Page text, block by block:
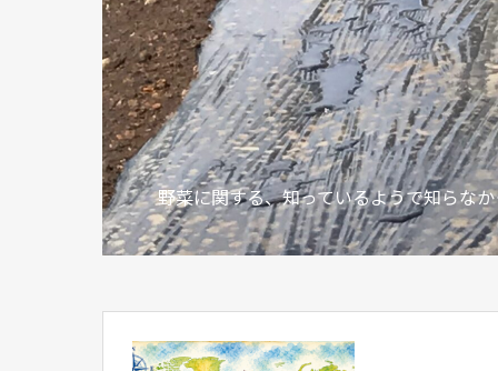
野菜に関する、知っているようで知らな